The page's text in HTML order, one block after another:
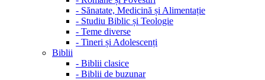
- Sănatate, Medicină și Alimentație
- Studiu Biblic și Teologie
- Teme diverse
- Tineri și Adolescenți
Biblii
- Biblii clasice
- Biblii de buzunar